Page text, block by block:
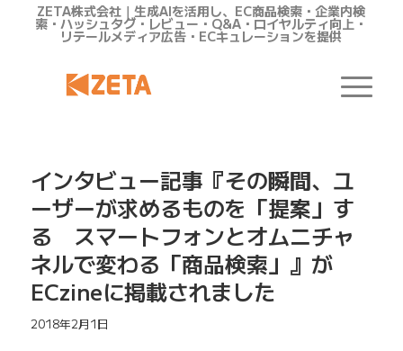
ZETA株式会社｜生成AIを活用し、EC商品検索・企業内検
索・ハッシュタグ・レビュー・Q&A・ロイヤルティ向上・
リテールメディア広告・ECキュレーションを提供
インタビュー記事『その瞬間、ユ
ーザーが求めるものを「提案」す
る スマートフォンとオムニチャ
ネルで変わる「商品検索」』が
ECzineに掲載されました
2018年2月1日